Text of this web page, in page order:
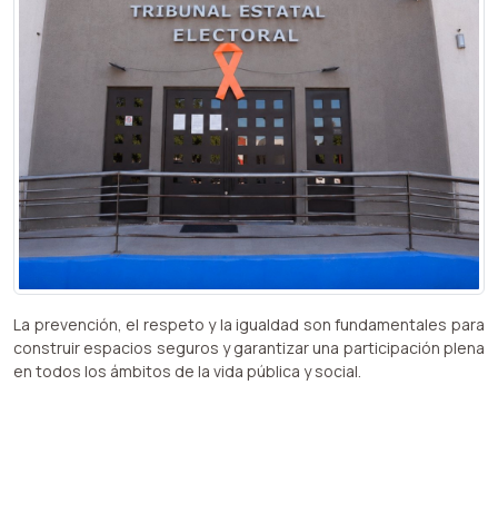
La prevención, el respeto y la igualdad son fundamentales para
construir espacios seguros y garantizar una participación plena
en todos los ámbitos de la vida pública y social.